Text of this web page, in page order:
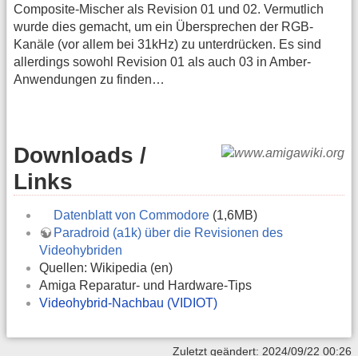
Composite-Mischer als Revision 01 und 02. Vermutlich
wurde dies gemacht, um ein Übersprechen der RGB-
Kanäle (vor allem bei 31kHz) zu unterdrücken. Es sind
allerdings sowohl Revision 01 als auch 03 in Amber-
Anwendungen zu finden…
Downloads /
Links
Datenblatt von Commodore (1,6MB)
Paradroid (a1k) über die Revisionen des
Videohybriden
Quellen: Wikipedia (en)
Amiga Reparatur- und Hardware-Tips
Videohybrid-Nachbau (VIDIOT)
Zuletzt geändert: 2024/09/22 00:26